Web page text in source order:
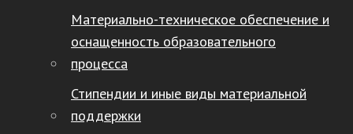
Материально-техническое обеспечение и
оснащенность образовательного
процесса
Стипендии и иные виды материальной
поддержки